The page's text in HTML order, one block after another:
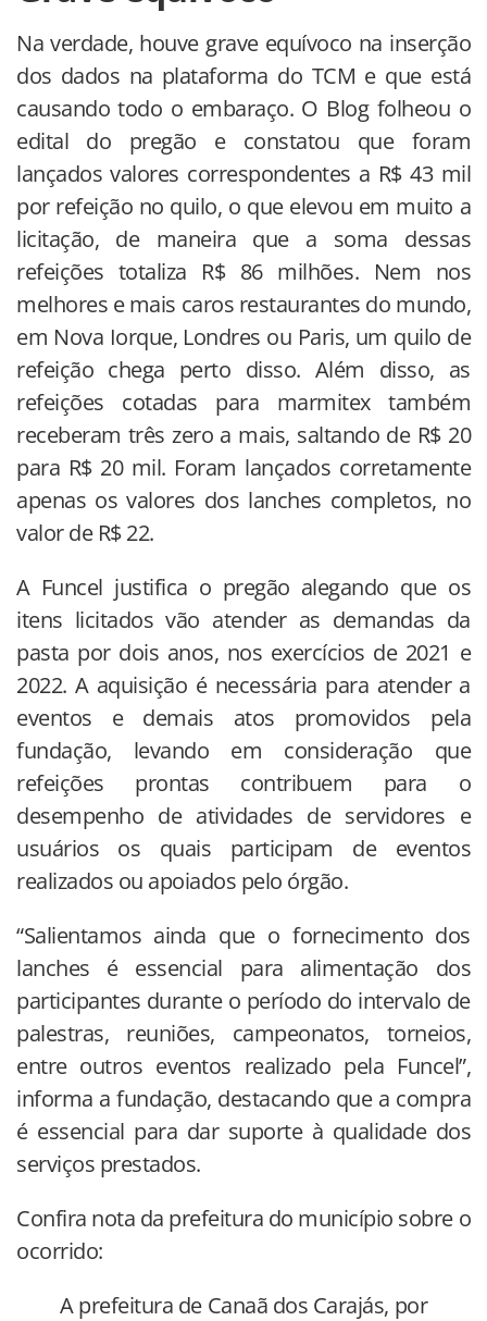
Na verdade, houve grave equívoco na inserção
dos dados na plataforma do TCM e que está
causando todo o embaraço. O Blog folheou o
edital do pregão e constatou que foram
lançados valores correspondentes a R$ 43 mil
por refeição no quilo, o que elevou em muito a
licitação, de maneira que a soma dessas
refeições totaliza R$ 86 milhões. Nem nos
melhores e mais caros restaurantes do mundo,
em Nova Iorque, Londres ou Paris, um quilo de
refeição chega perto disso. Além disso, as
refeições cotadas para marmitex também
receberam três zero a mais, saltando de R$ 20
para R$ 20 mil. Foram lançados corretamente
apenas os valores dos lanches completos, no
valor de R$ 22.
A Funcel justifica o pregão alegando que os
itens licitados vão atender as demandas da
pasta por dois anos, nos exercícios de 2021 e
2022. A aquisição é necessária para atender a
eventos e demais atos promovidos pela
fundação, levando em consideração que
refeições prontas contribuem para o
desempenho de atividades de servidores e
usuários os quais participam de eventos
realizados ou apoiados pelo órgão.
“Salientamos ainda que o fornecimento dos
lanches é essencial para alimentação dos
participantes durante o período do intervalo de
palestras, reuniões, campeonatos, torneios,
entre outros eventos realizado pela Funcel”,
informa a fundação, destacando que a compra
é essencial para dar suporte à qualidade dos
serviços prestados.
Confira nota da prefeitura do município sobre o
ocorrido:
A prefeitura de Canaã dos Carajás, por